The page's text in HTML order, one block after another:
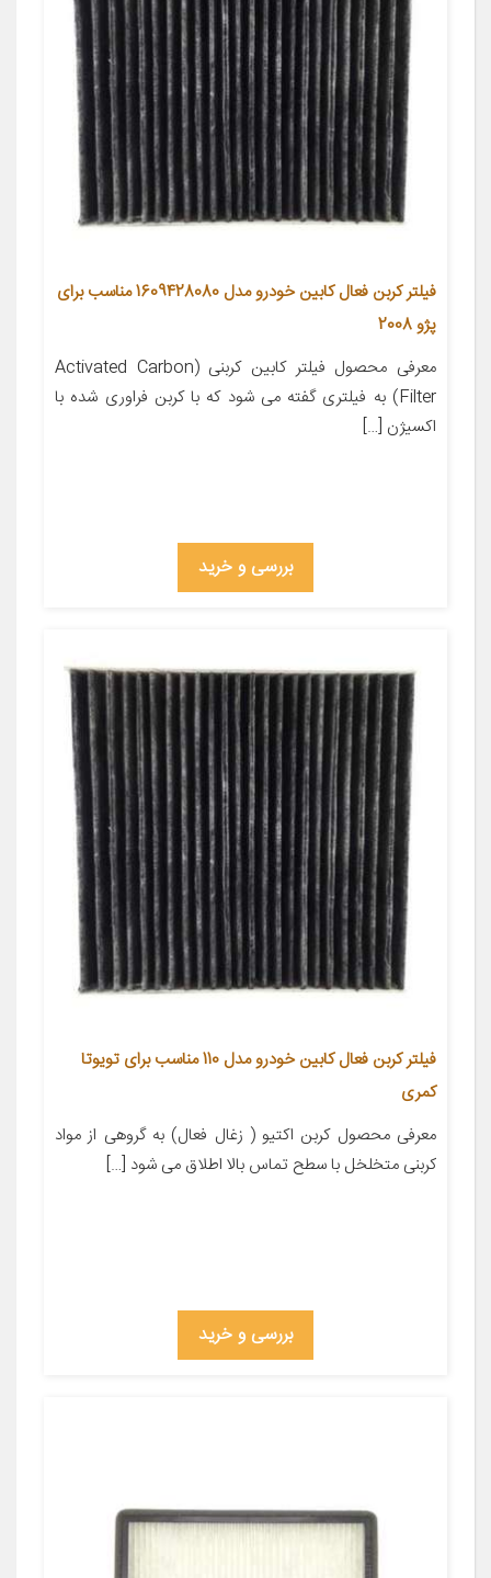
فیلتر کربن فعال کابین خودرو مدل 1609428080 مناسب برای
پژو 2008
معرفی محصول فیلتر کابین کربنی (Activated Carbon
Filter) به فیلتری گفته می شود که با کربن فراوری شده با
اکسیژن […]
بررسی و خرید
فیلتر کربن فعال کابین خودرو مدل 110 مناسب برای تویوتا
کمری
معرفی محصول کربن اکتیو ( زغال فعال) به گروهی از مواد
کربنی متخلخل با سطح تماس بالا اطلاق می شود […]
بررسی و خرید